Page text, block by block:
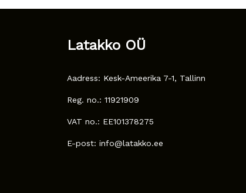
Latakko OÜ
Aadress: Kesk-Ameerika 7-1, Tallinn
Reg. no.: 11921909
VAT no.: EE101378275
E-post: info@latakko.ee